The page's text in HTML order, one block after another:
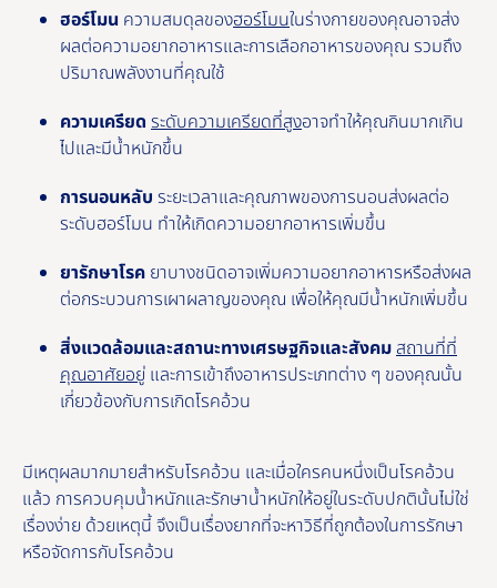
ฮอร์โมน ความสมดุลของฮอร์โมนในร่างกายของคุณอาจส่ง
ผลต่อความอยากอาหารและการเลือกอาหารของคุณ รวมถึง
ปริมาณพลังงานที่คุณใช้
ความเครียด ระดับความเครียดที่สูงอาจทำให้คุณกินมากเกิน
ไปและมีน้ำหนักขึ้น
การนอนหลับ ระยะเวลาและคุณภาพของการนอนส่งผลต่อ
ระดับฮอร์โมน ทำให้เกิดความอยากอาหารเพิ่มขึ้น
ยารักษาโรค ยาบางชนิดอาจเพิ่มความอยากอาหารหรือส่งผล
ต่อกระบวนการเผาผลาญของคุณ เพื่อให้คุณมีน้ำหนักเพิ่มขึ้น
สิ่งแวดล้อมและสถานะทางเศรษฐกิจและสังคมสถานที่ที่
คุณอาศัยอยู่ และการเข้าถึงอาหารประเภทต่าง ๆ ของคุณนั้น
เกี่ยวข้องกับการเกิดโรคอ้วน
มีเหตุผลมากมายสําหรับโรคอ้วน และเมื่อใครคนหนึ่งเป็นโรคอ้วน
แล้ว การควบคุมน้ำหนักและรักษาน้ำหนักให้อยู่ในระดับปกตินั้นไม่ใช่
เรื่องง่าย ด้วยเหตุนี้ จึงเป็นเรื่องยากที่จะหาวิธีที่ถูกต้องในการรักษา
หรือจัดการกับโรคอ้วน